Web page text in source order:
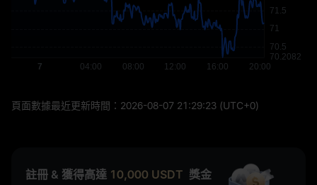
頁面數據最近更新時間： 2026-08-07 21:29:23 (UTC+0)
註冊 & 獲得高達 10,000 USDT 獎金